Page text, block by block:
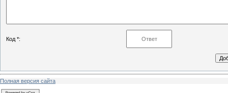
Код *:
Полная версия сайта